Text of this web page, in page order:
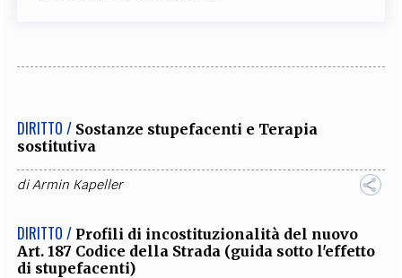
DIRITTO / Sostanze stupefacenti e Terapia
sostitutiva
diArmin Kapeller
DIRITTO / Profili di incostituzionalità del nuovo
Art. 187 Codice della Strada (guida sotto l'effetto
di stupefacenti)